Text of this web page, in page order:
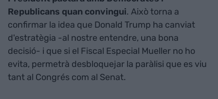
Republicans quan convingui. Això torna a
confirmar la idea que Donald Trump ha canviat
d'estratègia -al nostre entendre, una bona
decisió- i que si el Fiscal Especial Mueller no ho
evita, permetrà desbloquejar la paràlisi que es viu
tant al Congrés com al Senat.